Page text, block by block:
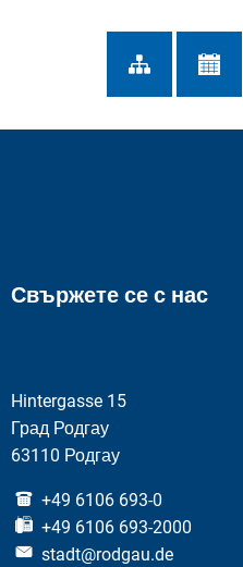
Свържете се с нас
Hintergasse 15
Град Родгау
63110 Родгау
+49 6106 693-0
+49 6106 693-2000
stadt@rodgau.de